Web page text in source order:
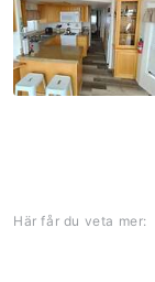
Här får du veta mer: